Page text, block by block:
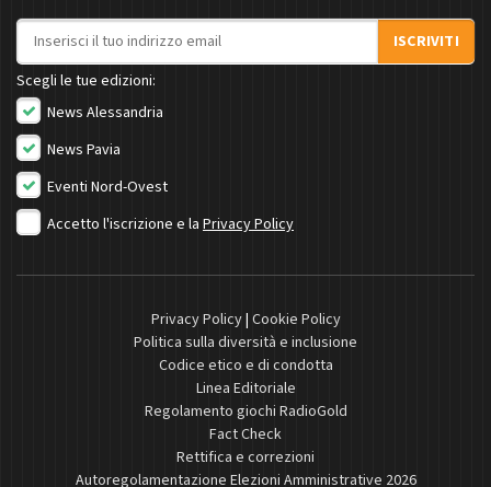
Indirizzo email
ISCRIVITI
Scegli le tue edizioni:
News Alessandria
News Pavia
Eventi Nord-Ovest
Accetto l'iscrizione e la Privacy Policy
Privacy Policy| Cookie Policy
Politica sulla diversità e inclusione
Codice etico e di condotta
Linea Editoriale
Regolamento giochi RadioGold
Fact Check
Rettifica e correzioni
Autoregolamentazione Elezioni Amministrative 2026